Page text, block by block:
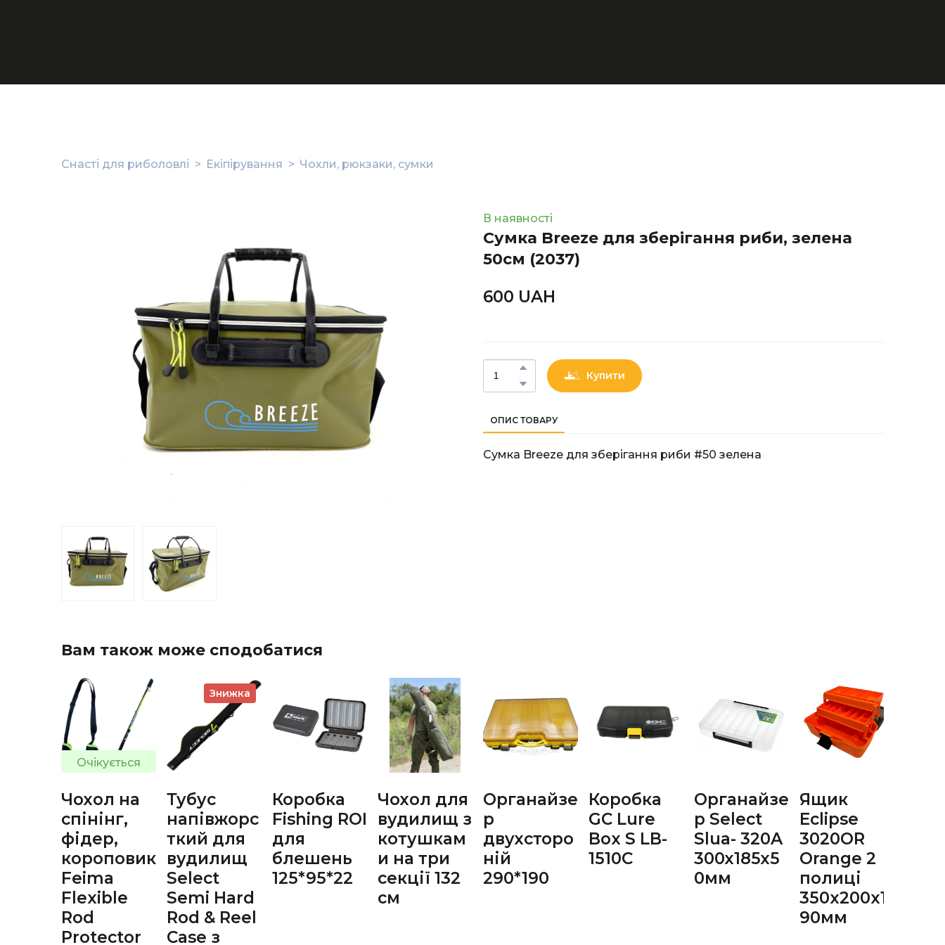
Снасті для риболовлі Екіпірування Чохли, рюкзаки, сумки
В наявності
Сумка Breeze для зберігання риби, зелена
50см (2037)
600 UAН
Купити
ОПИС ТОВАРУ
Сумка Breeze для зберігання риби #50 зелена
Вам також може сподобатися
Очікується
Чохол на
спінінг,
фідер,
короповик
Feima
Flexible
Rod
Protector
Знижка
Тубус
напівжорс
ткий для
вудилищ
Select
Semi Hard
Rod & Reel
Case з
Коробка
Fishing ROI
для
блешень
125*95*22
Чохол для
вудилищ з
котушкам
и на три
секції 132
см
Органайзе
р
двухсторо
ній
290*190
Коробка
GC Lure
Box S LB-
1510C
Органайзе
р Select
Slua- 320A
300х185х5
0мм
Ящик
Eclipse
3020OR
Orange 2
полиці
350x200x1
90мм